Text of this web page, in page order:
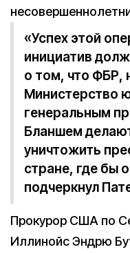
«Успех этой
инициатив
о том, что ФБР,
Министерство
генеральным
Бланшем
уничтожить
стране, где бы
подчеркнул
Прокурор США по
Иллинойс Эндрю